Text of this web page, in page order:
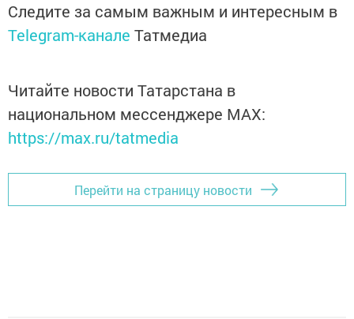
Следите за самым важным и интересным в
Telegram-канале Татмедиа
Читайте новости Татарстана в
национальном мессенджере MАХ:
https://max.ru/tatmedia
Перейти на страницу новости